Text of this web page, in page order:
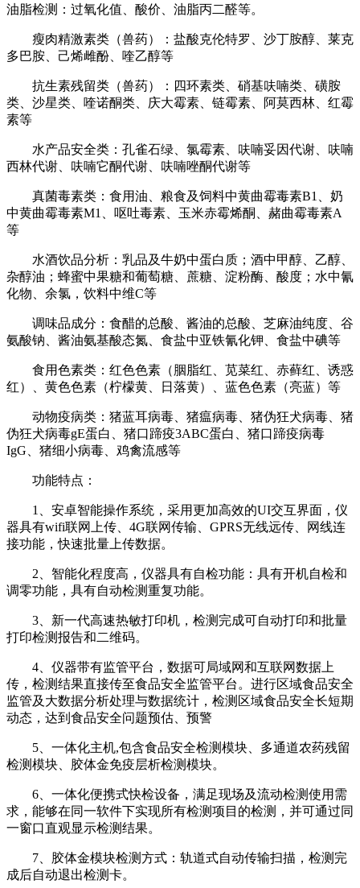
油脂检测：过氧化值、酸价、油脂丙二醛等。
瘦肉精激素类（兽药）：盐酸克伦特罗、沙丁胺醇、莱克
多巴胺、己烯雌酚、喹乙醇等
抗生素残留类（兽药）：四环素类、硝基呋喃类、磺胺
类、沙星类、喹诺酮类、庆大霉素、链霉素、阿莫西林、红霉
素等
水产品安全类：孔雀石绿、氯霉素、呋喃妥因代谢、呋喃
西林代谢、呋喃它酮代谢、呋喃唑酮代谢等
真菌毒素类：食用油、粮食及饲料中黄曲霉毒素B1、奶
中黄曲霉毒素M1、呕吐毒素、玉米赤霉烯酮、赭曲霉毒素A
等
水酒饮品分析：乳品及牛奶中蛋白质；酒中甲醇、乙醇、
杂醇油；蜂蜜中果糖和葡萄糖、蔗糖、淀粉酶、酸度；水中氰
化物、余氯，饮料中维C等
调味品成分：食醋的总酸、酱油的总酸、芝麻油纯度、谷
氨酸钠、酱油氨基酸态氮、食盐中亚铁氰化钾、食盐中碘等
食用色素类：红色色素（胭脂红、苋菜红、赤藓红、诱惑
红）、黄色色素（柠檬黄、日落黄）、蓝色色素（亮蓝）等
动物疫病类：猪蓝耳病毒、猪瘟病毒、猪伪狂犬病毒、猪
伪狂犬病毒gE蛋白、猪口蹄疫3ABC蛋白、猪口蹄疫病毒
IgG、猪细小病毒、鸡禽流感等
功能特点：
1、安卓智能操作系统，采用更加高效的UI交互界面，仪
器具有wifi联网上传、4G联网传输、GPRS无线远传、网线连
接功能，快速批量上传数据。
2、智能化程度高，仪器具有自检功能：具有开机自检和
调零功能，具有自动检测重复功能。
3、新一代高速热敏打印机，检测完成可自动打印和批量
打印检测报告和二维码。
4、仪器带有监管平台，数据可局域网和互联网数据上
传，检测结果直接传至食品安全监管平台。进行区域食品安全
监管及大数据分析处理与数据统计，检测区域食品安全长短期
动态，达到食品安全问题预估、预警
5、一体化主机,包含食品安全检测模块、多通道农药残留
检测模块、胶体金免疫层析检测模块。
6、一体化便携式快检设备，满足现场及流动检测使用需
求，能够在同一软件下实现所有检测项目的检测，并可通过同
一窗口直观显示检测结果。
7、胶体金模块检测方式：轨道式自动传输扫描，检测完
成后自动退出检测卡。